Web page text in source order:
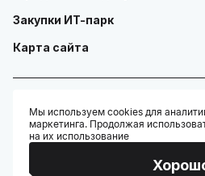
Закупки ИТ-парк
Карта сайта
© ГАУ "Технопарк в сфере
Мы используем cookies для
маркетинга. Продолжая
на их использование